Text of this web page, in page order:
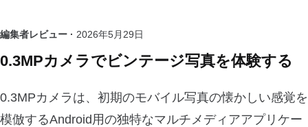
編集者レビュー · 2026年5月29日
0.3MPカメラでビンテージ写真を体験する
0.3MPカメラは、初期のモバイル写真の懐かしい感覚を
模倣するAndroid用の独特なマルチメディアアプリケー